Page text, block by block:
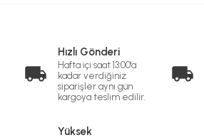
Hızlı Gönderi
Hafta içi saat 13:00'a
kadar verdiğiniz
siparişler aynı gün
kargoya teslim edilir.
Yüksek